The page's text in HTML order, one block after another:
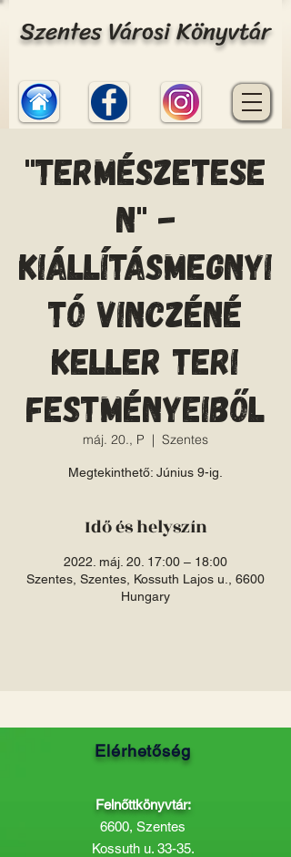
Szentes Városi Könyvtár
"Természetese
n" -
Kiállításmegnyi
tó Vinczéné
Keller Teri
festményeiből
máj. 20., P
  |
Szentes
Megtekinthető: Június 9-ig.
Idő és helyszín
2022. máj. 20. 17:00 – 18:00
Szentes, Szentes, Kossuth Lajos u., 6600
Hungary
Elérhetőség
Felnőttkönyvtár:
6600, Szentes
Kossuth u. 33-35.